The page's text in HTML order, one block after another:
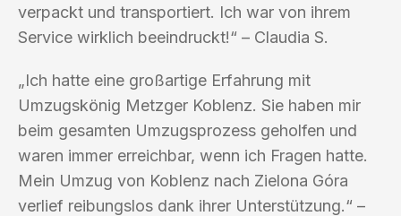
verpackt und transportiert. Ich war von ihrem
Service wirklich beeindruckt!“ – Claudia S.
„Ich hatte eine großartige Erfahrung mit
Umzugskönig Metzger Koblenz. Sie haben mir
beim gesamten Umzugsprozess geholfen und
waren immer erreichbar, wenn ich Fragen hatte.
Mein Umzug von Koblenz nach Zielona Góra
verlief reibungslos dank ihrer Unterstützung.“ –